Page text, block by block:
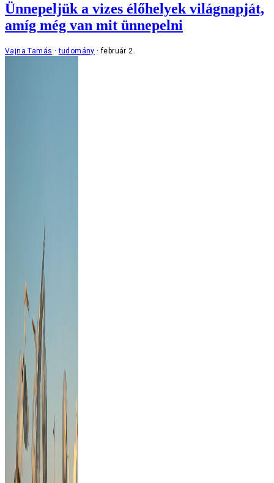
Ünnepeljük a vizes élőhelyek világnapját,
amíg még van mit ünnepelni
Vajna Tamás tudomány február 2.